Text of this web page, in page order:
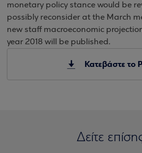
monetary policy stance would be
possibly reconsider at the March
new staff macroeconomic
year 2018 will be published.
Κατεβάστε το
Δείτε